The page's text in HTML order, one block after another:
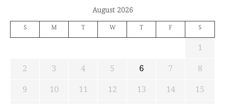
August 2026
S M T W T F S
1
2
3 4 5 6 7
8
9
10 11 12 13 14
15